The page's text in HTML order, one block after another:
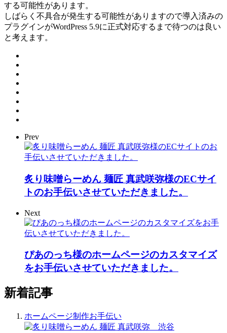
する可能性があります。
しばらく不具合が発生する可能性がありますので導入済みの
プラグインがWordPress 5.9に正式対応するまで待つのは良い
と考えます。
Prev
炙り味噌らーめん 麺匠 真武咲弥様のECサイ
トのお手伝いさせていただきました。
Next
ぴあのっち様のホームページのカスタマイズ
をお手伝いさせていただきました。
新着記事
ホームページ制作お手伝い